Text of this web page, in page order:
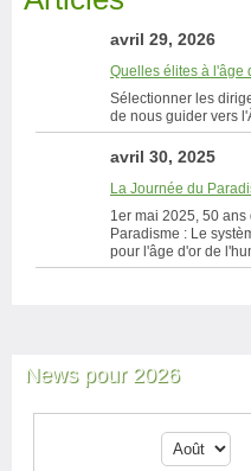
avril 29, 2026
Quelles élites à l'âge
Sélectionner les
de nous guider vers
avril 30, 2025
La Journée du
1er mai 2025, 50
Paradisme : Le
pour l'âge d'or de
News pour 2026